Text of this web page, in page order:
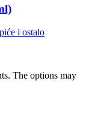
i ostalo
The options may